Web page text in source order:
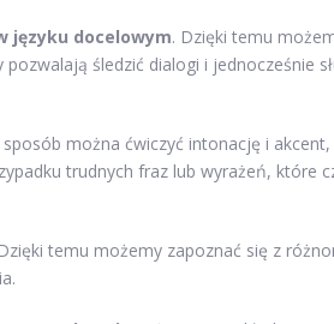
języku docelowym. Dzięki temu
śledzić dialogi i jednocześnie
sposób można ćwiczyć intonację i
trudnych fraz lub wyrażeń, które
temu możemy zapoznać się z